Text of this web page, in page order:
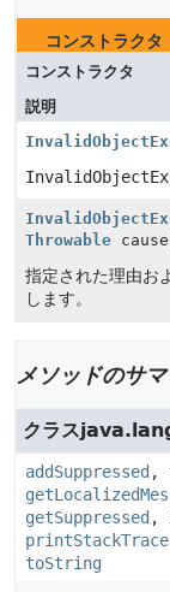
コンストラクタ
コンストラクタ
説明
Throwable
指定された理由お
します。
メソッドのサ
クラス
addSuppressed ,
getSuppressed ,
printStackTrace
toString